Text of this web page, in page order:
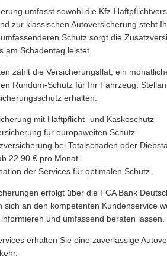
umfasst sowohl die Kfz-
zur klassischen Autoversicherung steht
Schutz sorgt die
am Schadentag leistet.
zählt die Versicherungsflat, ein
Rundum-Schutz für Ihr Fahrzeug.
erhalten.
mit Haftpflicht- und Kaskoschutz
für europaweiten Schutz
bei Totalschaden oder
22,90 € pro Monat
der Services für optimalen Schutz
erfolgt über die FCA Bank
sich an den kompetenten Kundenservice
und umfassend beraten lassen.
erhalten Sie eine zuverlässige